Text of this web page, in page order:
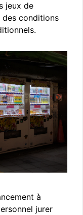
jeux de
conditions
à
jurer